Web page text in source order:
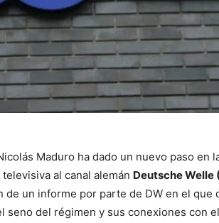
Maduro ha dado un nuevo paso en
al canal alemán Deutsche Welle
de un informe por parte de DW en el que
seno del régimen y sus conexiones con